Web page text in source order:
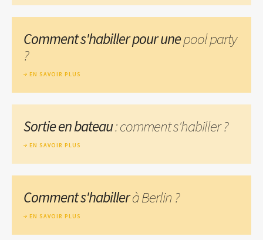
Comment s'habiller pour unepool party
?
EN SAVOIR PLUS
Sortie en bateau: comment s'habiller ?
EN SAVOIR PLUS
Comment s'habillerà Berlin ?
EN SAVOIR PLUS